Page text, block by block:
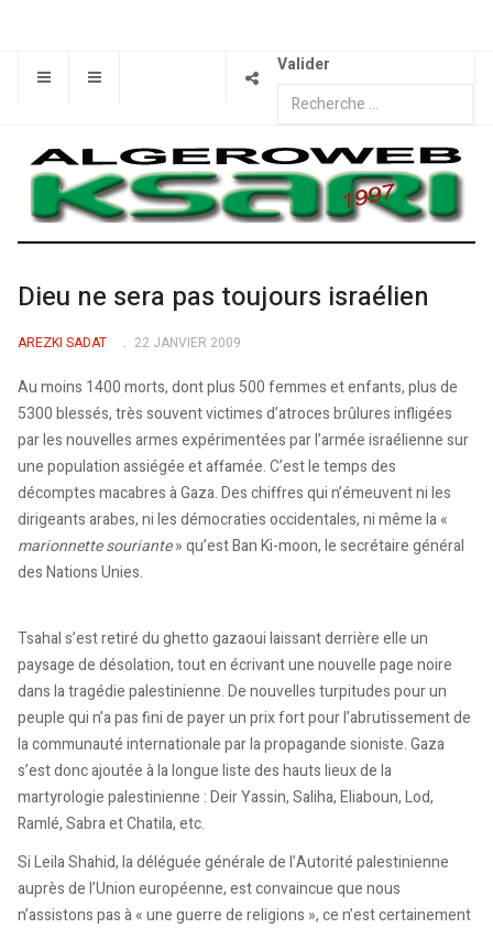
Valider
Dieu ne sera pas toujours israélien
AREZKI SADAT 22 JANVIER 2009
Au moins 1400 morts, dont plus 500 femmes et enfants, plus de
5300 blessés, très souvent victimes d’atroces brûlures infligées
par les nouvelles armes expérimentées par l’armée israélienne sur
une population assiégée et affamée. C’est le temps des
décomptes macabres à Gaza. Des chiffres qui n’émeuvent ni les
dirigeants arabes, ni les démocraties occidentales, ni même la «
marionnette souriante» qu’est Ban Ki-moon, le secrétaire général
des Nations Unies.
Tsahal s’est retiré du ghetto gazaoui laissant derrière elle un
paysage de désolation, tout en écrivant une nouvelle page noire
dans la tragédie palestinienne. De nouvelles turpitudes pour un
peuple qui n’a pas fini de payer un prix fort pour l’abrutissement de
la communauté internationale par la propagande sioniste. Gaza
s’est donc ajoutée à la longue liste des hauts lieux de la
martyrologie palestinienne : Deir Yassin, Saliha, Eliaboun, Lod,
Ramlé, Sabra et Chatila, etc.
Si Leila Shahid, la déléguée générale de l’Autorité palestinienne
auprès de l’Union européenne, est convaincue que nous
n’assistons pas à « une guerre de religions », ce n’est certainement